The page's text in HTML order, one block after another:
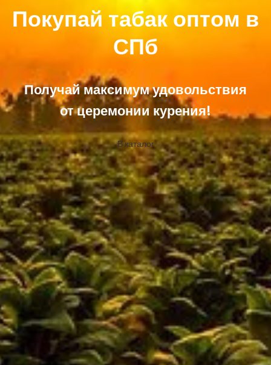
Покупай табак оптом в
СПб
Получай максимум удовольствия
от церемонии курения!
В каталог